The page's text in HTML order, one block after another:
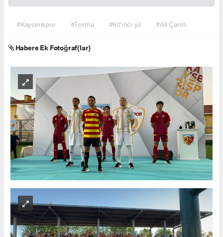
#Kayserispor #Forma #60'ıncı yıl #Ali Çamlı
Habere Ek Fotoğraf(lar)